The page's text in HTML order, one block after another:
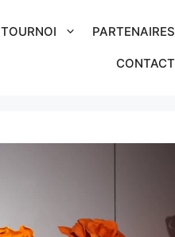
TOURNOI PARTENAIRES
CONTACT